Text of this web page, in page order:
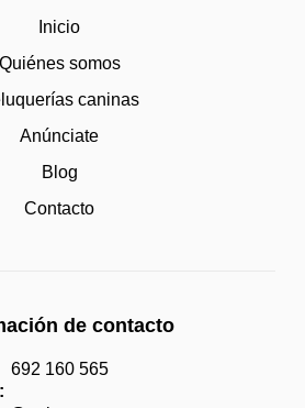
Inicio
Quiénes somos
caninas
Anúnciate
Blog
Contacto
de contacto
692 160 565